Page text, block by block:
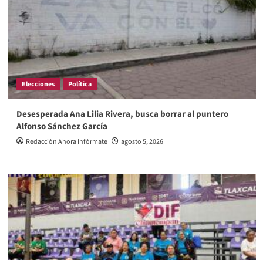
Elecciones Política
Desesperada Ana Lilia Rivera, busca borrar al puntero
Alfonso Sánchez García
Redacción Ahora Infórmate agosto 5, 2026